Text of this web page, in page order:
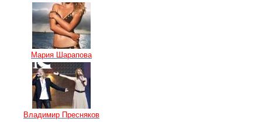
Мария Шарапова
Владимир Пресняков